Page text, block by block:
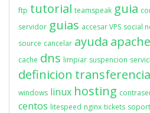
ftp tutorial teamspeak guia
servidor guias accesar VPS social
source cancelar ayuda apache
cache dns limpiar suspencion
definicion transferencia
windows linux hosting
centos litespeed nginx tickets